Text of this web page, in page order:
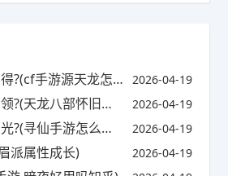
手游源天龙怎么获得) 2026-04-19
部怀旧服哪里有礼包) 2026-04-19
怎么开启五色神光任务) 2026-04-19
派属性成长) 2026-04-19